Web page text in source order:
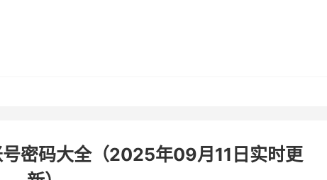
密码大全（2025年09月11日实时更